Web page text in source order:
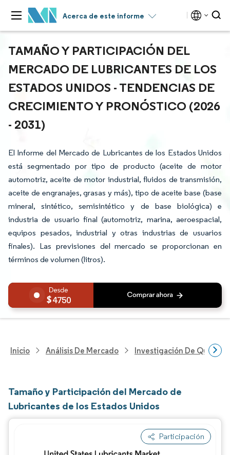
Acerca de este informe
TAMAÑO Y PARTICIPACIÓN DEL
MERCADO DE LUBRICANTES DE LOS
ESTADOS UNIDOS - TENDENCIAS DE
CRECIMIENTO Y PRONÓSTICO (2026
- 2031)
El Informe del Mercado de Lubricantes de los Estados Unidos
está segmentado por tipo de producto (aceite de motor
automotriz, aceite de motor industrial, fluidos de transmisión,
aceite de engranajes, grasas y más), tipo de aceite base (base
mineral, sintético, semisintético y de base biológica) e
industria de usuario final (automotriz, marina, aeroespacial,
equipos pesados, industrial y otras industrias de usuarios
finales). Las previsiones del mercado se proporcionan en
términos de volumen (litros).
4750
Inicio Análisis De Mercado Investigación De
Tamaño y Participación del Mercado de
Lubricantes de los Estados Unidos
Participación